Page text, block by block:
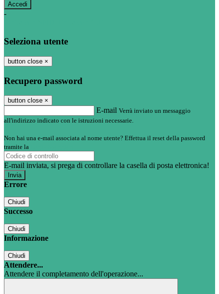
-
Seleziona utente
button close ×
Recupero password
button close ×
E-mail Verrà inviato un messaggio
all'indirizzo indicato con le istruzioni necessarie.
Non hai una e-mail associata al nome utente? Effettua il reset della password
tramite la
E-mail inviata, si prega di controllare la casella di posta elettronica!
Errore
Chiudi
Successo
Chiudi
Informazione
Chiudi
Attendere...
Attendere il completamento dell'operazione...